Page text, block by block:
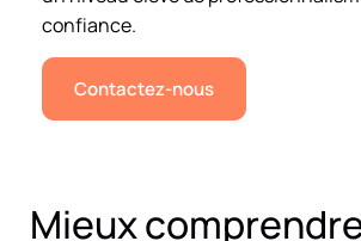
confiance.
Contactez-nous
Mieux